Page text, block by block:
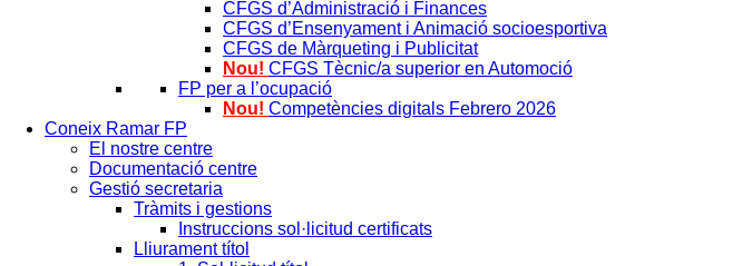
CFGS d’Administració i Finances
CFGS d’Ensenyament i Animació socioesportiva
CFGS de Màrqueting i Publicitat
Nou! CFGS Tècnic/a superior en Automoció
FP per a l’ocupació
Nou! Competències digitals Febrero 2026
Coneix Ramar FP
El nostre centre
Documentació centre
Gestió secretaria
Tràmits i gestions
Instruccions sol·licitud certificats
Lliurament títol